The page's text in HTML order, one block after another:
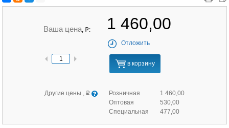
Ваша цена, q : 1 460,00
Отложить
в корзину
Другие цены , q Розничная
1 460,00
Оптовая
530,00
Специальная
477,00